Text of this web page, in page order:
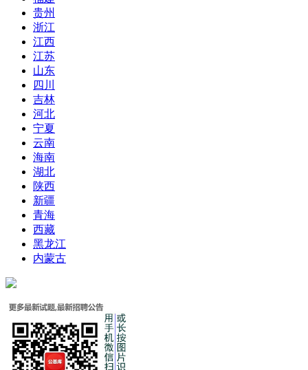
贵州
浙江
江西
江苏
山东
四川
吉林
河北
宁夏
云南
海南
湖北
陕西
新疆
青海
西藏
黑龙江
内蒙古